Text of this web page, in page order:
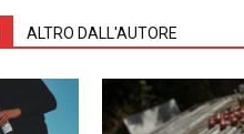
ALTRO DALL'AUTORE